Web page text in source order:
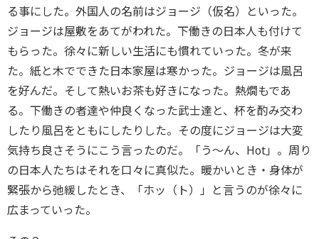
る事にした。外国人の名前はジョージ（仮名）といった。
ジョージは屋敷をあてがわれた。下働きの日本人も付けて
もらった。徐々に新しい生活にも慣れていった。冬が来
た。紙と木でできた日本家屋は寒かった。ジョージは風呂
を好んだ。そして熱いお茶も好きになった。熱燗もであ
る。下働きの者達や仲良くなった武士達と、杯を酌み交わ
したり風呂をともにしたりした。その度にジョージは大変
気持ち良さそうにこう言ったのだ。「う〜ん、Hot」。周り
の日本人たちはそれを口々に真似た。暖かいとき・身体が
緊張から弛緩したとき、「ホッ（ト）」と言うのが徐々に
広まっていった。